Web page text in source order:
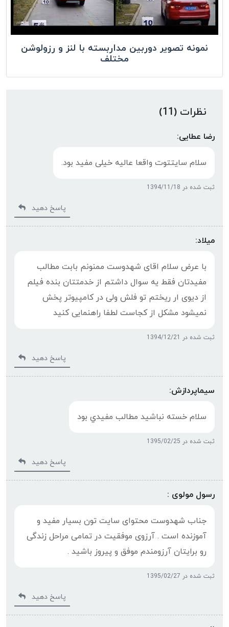
نمونه تصویر دوربین مداربسته با لنز و رزولوشن
مختلف
نظرات (11)
رضا عطایی:
سلام سایتتوت واقعا عالیه خیلی مفید بود.
ثبت شده در 1394/11/18
پاسخ دهید
میلاد:
با عرض سلام اقای شهدوست ممنونم بابت مطالب
مفیدتان فقط یه سوال داشتم از خدمتتان بنده فیلم
از دیوی ار ریختم تو فلش ولی در کامپیوتر پخش
نمیشود مشکل از کجاست لطفا راهنمایی کنید
ثبت شده در 1394/12/21
پاسخ دهید
سيماپردازش:
سلام خسته نباشيد مطالب مفيدي بود
ثبت شده در 1395/02/25
پاسخ دهید
رسول مولوی :
جناب شهدوست محتوای سایت تون بسیار مفید و
آموزنده است . آرزوی موفقیت در تمامی مراحل زندگی
رو برایتان آرزومندم موفق و پیروز باشید .
ثبت شده در 1395/02/27
پاسخ دهید